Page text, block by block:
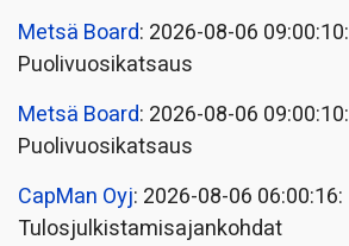
Metsä Board: 2026-08-06 09:00:10:
Puolivuosikatsaus
Metsä Board: 2026-08-06 09:00:10:
Puolivuosikatsaus
CapMan Oyj: 2026-08-06 06:00:16:
Tulosjulkistamisajankohdat